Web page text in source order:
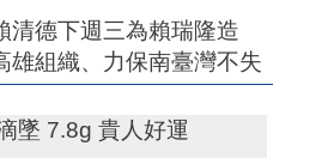
清德下週三為賴瑞隆造
組織、力保南臺灣不失
墜 7.8g 貴人好運